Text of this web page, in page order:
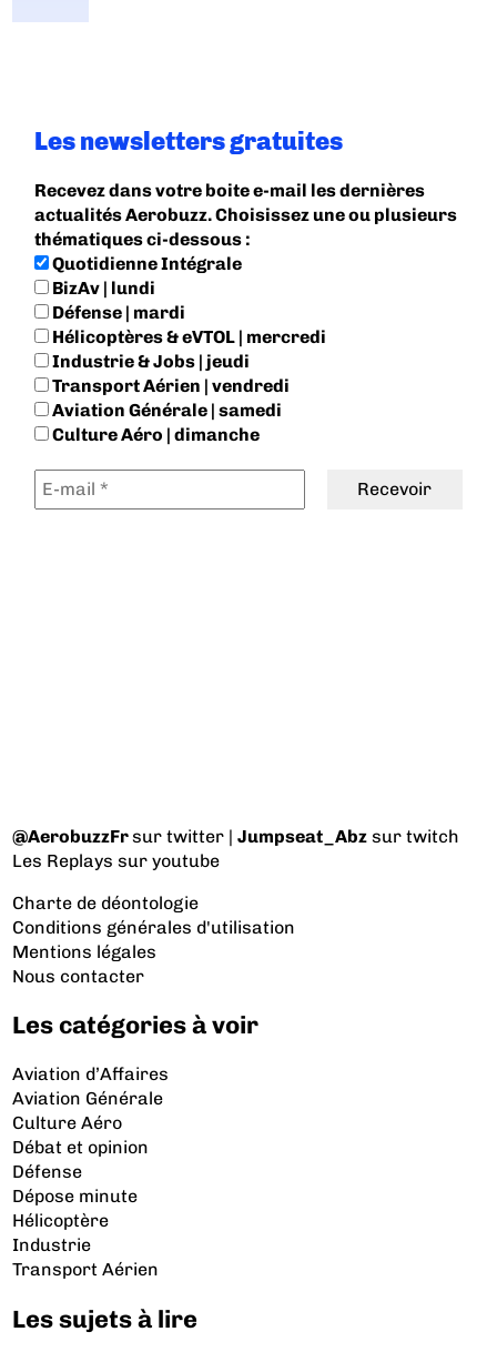
Les newsletters gratuites
Recevez dans votre boite e-mail les dernières
actualités Aerobuzz. Choisissez une ou plusieurs
thématiques ci-dessous :
Quotidienne Intégrale
BizAv | lundi
Défense | mardi
Hélicoptères & eVTOL | mercredi
Industrie & Jobs | jeudi
Transport Aérien | vendredi
Aviation Générale | samedi
Culture Aéro | dimanche
@AerobuzzFrsur twitter |Jumpseat_Abz sur twitch
Les Replays sur youtube
Charte de déontologie
Conditions générales d'utilisation
Mentions légales
Nous contacter
Les catégories à voir
Aviation d’Affaires
Aviation Générale
Culture Aéro
Débat et opinion
Défense
Dépose minute
Hélicoptère
Industrie
Transport Aérien
Les sujets à lire